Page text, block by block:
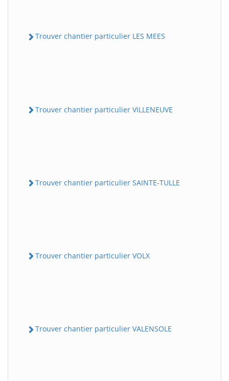
Trouver chantier particulier LES MEES
Trouver chantier particulier VILLENEUVE
Trouver chantier particulier SAINTE-TULLE
Trouver chantier particulier VOLX
Trouver chantier particulier VALENSOLE